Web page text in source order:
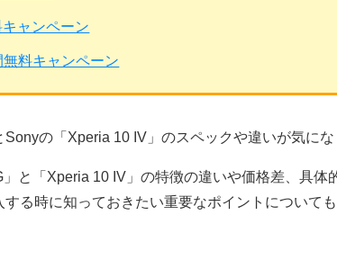
ャンペーン
無料キャンペーン
の「Xperia 10 IV」のスペックや違いが気に
と「Xperia 10 IV」の特徴の違いや価格差、具
る時に知っておきたい重要なポイントについて